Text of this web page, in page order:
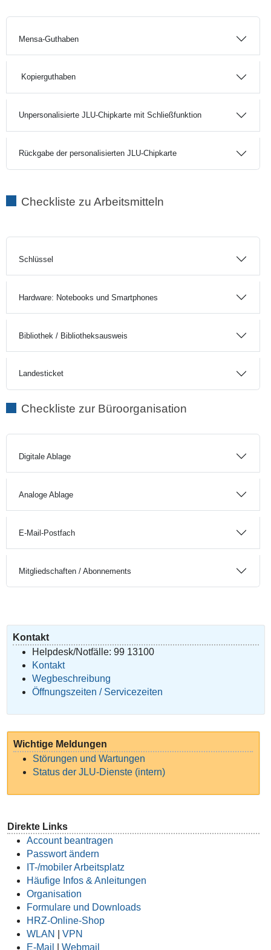
Mensa-Guthaben
Kopierguthaben
Unpersonalisierte JLU-Chipkarte mit Schließfunktion
Rückgabe der personalisierten JLU-Chipkarte
Checkliste zu Arbeitsmitteln
Schlüssel
Hardware: Notebooks und Smartphones
Bibliothek / Bibliotheksausweis
Landesticket
Checkliste zur Büroorganisation
Digitale Ablage
Analoge Ablage
E-Mail-Postfach
Mitgliedschaften / Abonnements
Kontakt
Helpdesk/Notfälle: 99 13100
Kontakt
Wegbeschreibung
Öffnungszeiten / Servicezeiten
Wichtige Meldungen
Störungen und Wartungen
Status der JLU-Dienste (intern)
Direkte Links
Account beantragen
Passwort ändern
IT-/mobiler Arbeitsplatz
Häufige Infos & Anleitungen
Organisation
Formulare und Downloads
HRZ-Online-Shop
WLAN
VPN
E-Mail
Webmail